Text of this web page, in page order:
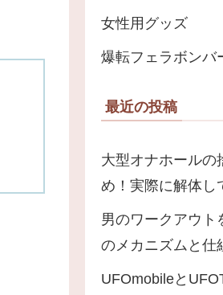
女性用グッズ
爆転フェラボンバ
最近の投稿
大型オナホールの
め！実際に解体し
男のワークアウト
のメカニズムと仕
UFOmobileと